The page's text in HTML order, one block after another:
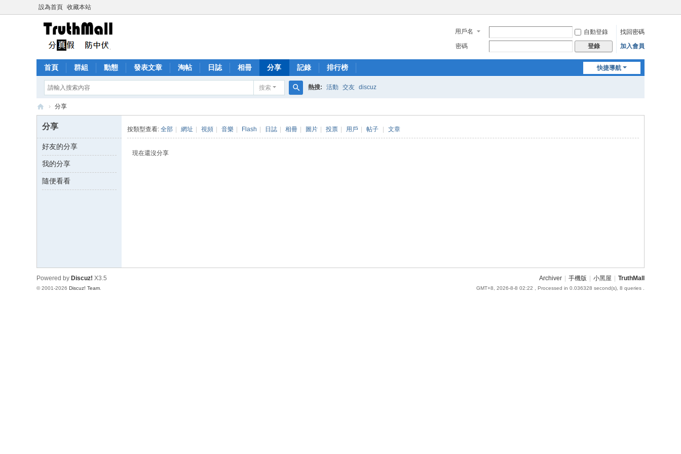
設為首頁 收藏本站
用戶名 自動登錄
找回密碼
密碼
登錄 加入會員
快捷導航
首頁 群組 動態 發表文章 淘帖 日誌 相冊 分享 記錄 排行榜
搜索
索
熱搜: 活動 交友 discuz
h
M
all
› 分享
分享
好友的分享
我的分享
隨便看看
按類型查看: 全部 網址 視頻 音樂 Flash 日誌 相冊 圖片 投票 用戶 帖子 文章
現在還沒分享
Archiver 手機版 小黑屋 TruthMall
GMT+8, 2026-8-8 02:22 , Processed in 0.036328 second(s), 8 queries .
Powered by Discuz! X3.5
© 2001-2026 Discuz! Team